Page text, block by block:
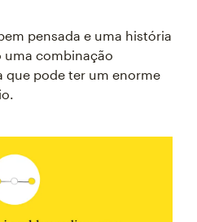
pensada e uma história
uma combinação
que pode ter um enorme